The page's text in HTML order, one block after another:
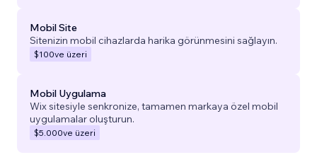
Mobil Site
Sitenizin mobil cihazlarda harika görünmesini sağlayın.
$100ve üzeri
Mobil Uygulama
Wix sitesiyle senkronize, tamamen markaya özel mobil
uygulamalar oluşturun.
$5.000ve üzeri